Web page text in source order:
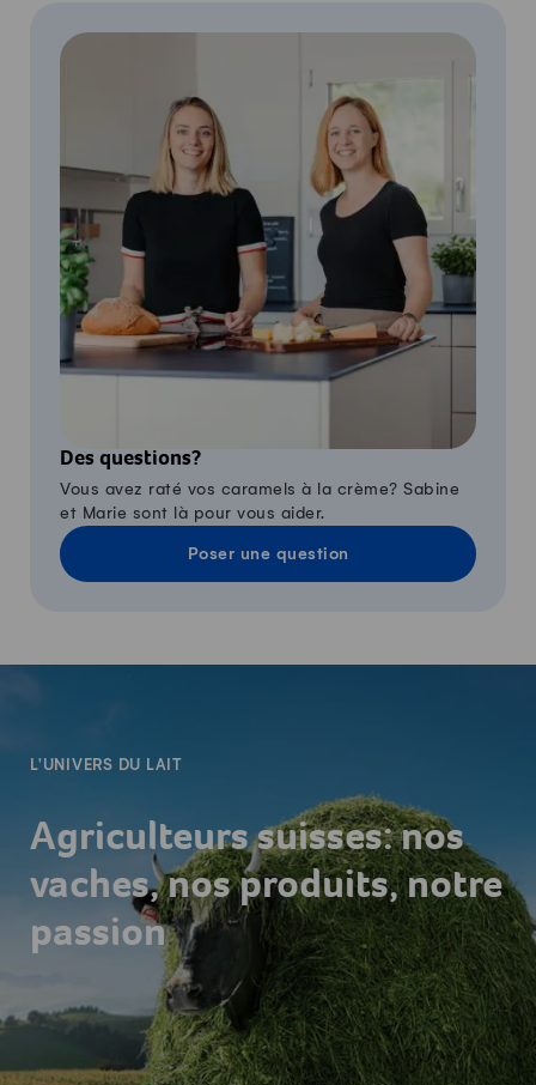
Des questions?
Vous avez raté vos caramels à la crème? Sabine
et Marie sont là pour vous aider.
Poser une question
L'UNIVERS DU LAIT
Agriculteurs suisses: nos
vaches, nos produits, notre
passion